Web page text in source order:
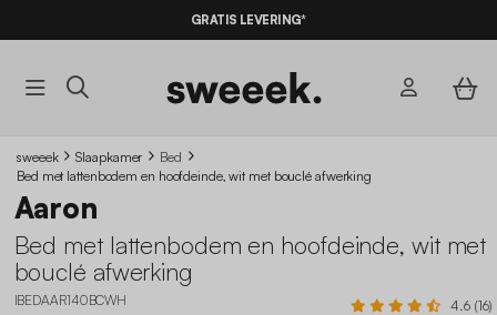
GRATIS LEVERING*
sweeek Slaapkamer
Bed
Bed met lattenbodem en hoofdeinde, wit met bouclé afwerking
Aaron
Bed met lattenbodem en hoofdeinde, wit met
bouclé afwerking
IBEDAAR140BCWH 4.6 (16)